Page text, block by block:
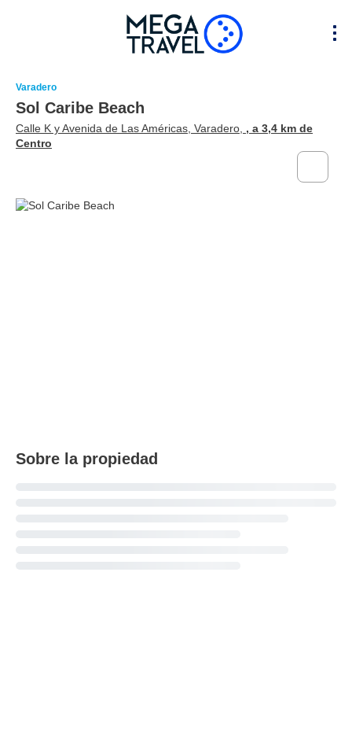
Varadero
Sol Caribe Beach
Calle K y Avenida de Las Américas, Varadero, , a 3,4 km de
Centro
Sobre la propiedad